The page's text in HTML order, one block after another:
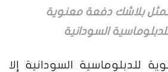
بلاشك دفعة معنوية
السودانية
للدبلوماسية السودانية إلا